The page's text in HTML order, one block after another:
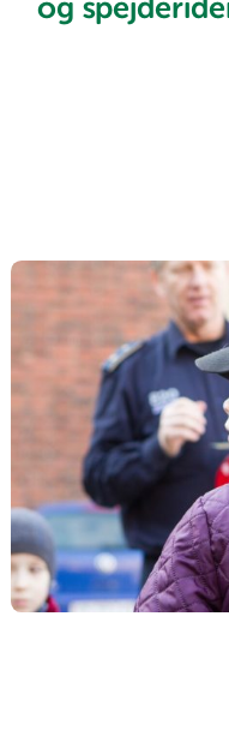
og